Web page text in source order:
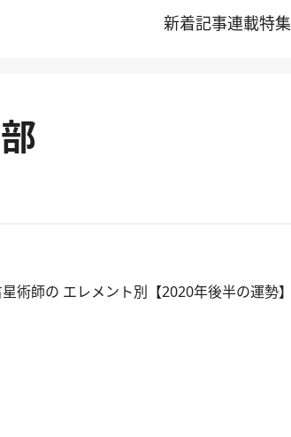
新着記事連載特集
術師の エレメント別【2020年後半の運勢】